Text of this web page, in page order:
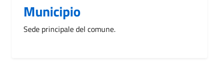
Municipio
Sede principale del comune.